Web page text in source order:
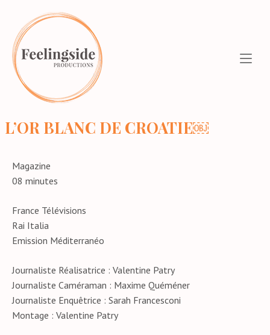
Home
L’OR BLANC DE CROATIE￼
Magazine
08 minutes
France Télévisions
Rai Italia
Emission Méditerranéo
Journaliste Réalisatrice : Valentine Patry
Journaliste Caméraman : Maxime Quéméner
Journaliste Enquêtrice : Sarah Francesconi
Montage : Valentine Patry